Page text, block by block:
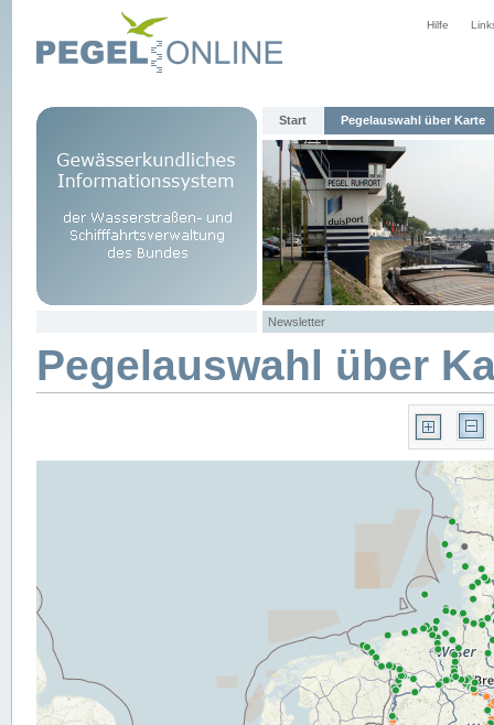
Hilfe
Start Pegelauswahl über Karte
Newsletter
Pegelauswahl über